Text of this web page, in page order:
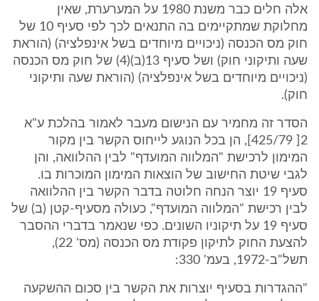
אלה חלים כבר משנת 1980 על המערערת, שאין
מחלוקת שמתקיימים בה התנאים לכך לפי סעיף 10 של
חוק מס הכנסה (ניכויים מיוחדים בשל אינפלציה) (הוראת
שעה ותיקוני חוק) ושל סעיף 13(ב)(4) של חוק מס הכנסה
(ניכויים מיוחדים בשל אינפלציה) (הוראת שעה ותיקוני
חוק).
הסדר זה מחמיר עם הנישום מעבר לאמור בהלכת ע"א
2[ 425/79], הן בכל הנוגע לייחוס הקשר בין מקור
המימון לרכישת "המלווה המועדף" לבין ההלוואה, והן
לגבי שיטת החישוב של הוצאות המימון המוכרות בו.
סעיף 19 יוצר הנחה חלוטה בדבר הקשר בין ההלוואה
לבין רכישת "המלווה המועדף", כעולה מסעיף-קטן (ב) של
סעיף 19 על תיקוניו השונים. כפי שנאמר בדברי ההסבר
להצעת החוק לתיקון פקודת מס הכנסה (מס' 22),
תשל"ב-1972, בעמ' 330:
"ההגדרות בסעיף יוצרות את הקשר בין סכום ההשקעה